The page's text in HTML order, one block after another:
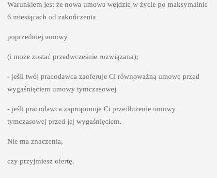
Warunkiem jest że nowa umowa wejdzie w życie po maksymalnie
6 miesiącach od zakończenia
poprzedniej umowy
(i może zostać przedwcześnie rozwiązana);
- jeśli twój pracodawca zaoferuje Ci równoważną umowę przed
- jeśli pracodawca zaproponuje Ci przedłużenie umowy
tymczasowej przed jej wygaśnięciem.
Nie ma znaczenia,
czy przyjmiesz ofertę.